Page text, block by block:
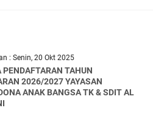
: Senin, 20 Okt 2025
PENDAFTARAN TAHUN
2026/2027 YAYASAN
ANAK BANGSA TK & SDIT AL